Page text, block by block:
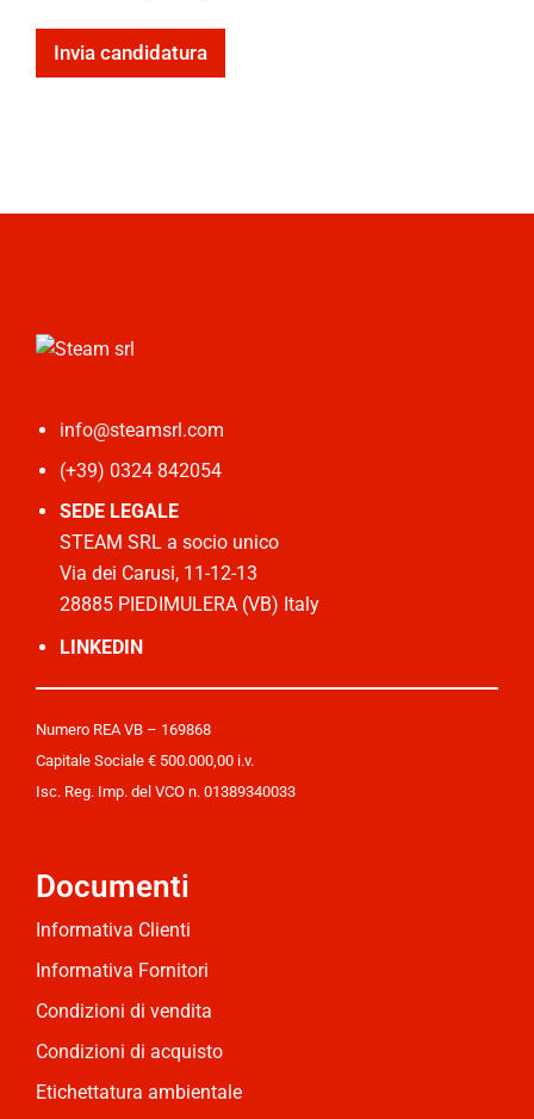
Invia candidatura
info@steamsrl.com
(+39) 0324 842054
SEDE LEGALE
STEAM SRL a socio unico
Via dei Carusi, 11-12-13
28885 PIEDIMULERA (VB) Italy
LINKEDIN
Numero REA VB – 169868
Capitale Sociale € 500.000,00 i.v.
Isc. Reg. Imp. del VCO n. 01389340033
Documenti
Informativa Clienti
Informativa Fornitori
Condizioni di vendita
Condizioni di acquisto
Etichettatura ambientale